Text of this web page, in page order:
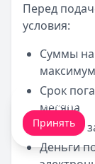
Перед
условия:
Суммы
Срок
месяца
Возраст
Деньги
Мы
Принять